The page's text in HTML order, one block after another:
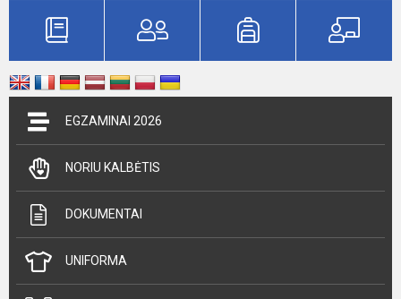
EGZAMINAI 2026
NORIU KALBĖTIS
DOKUMENTAI
UNIFORMA